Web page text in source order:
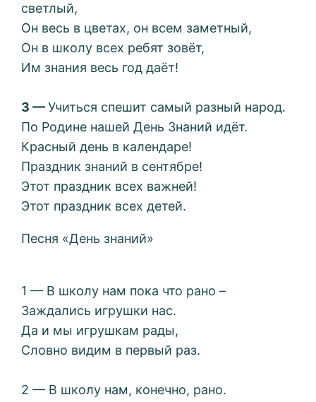
светлый,
Он весь в цветах, он всем заметный,
Он в школу всех ребят зовёт,
Им знания весь год даёт!
3 —Учиться спешит самый разный народ.
По Родине нашей День Знаний идёт.
Красный день в календаре!
Праздник знаний в сентябре!
Этот праздник всех важней!
Этот праздник всех детей.
Песня «День знаний»
1 — В школу нам пока что рано –
Заждались игрушки нас.
Да и мы игрушкам рады,
Словно видим в первый раз.
2 — В школу нам, конечно, рано.